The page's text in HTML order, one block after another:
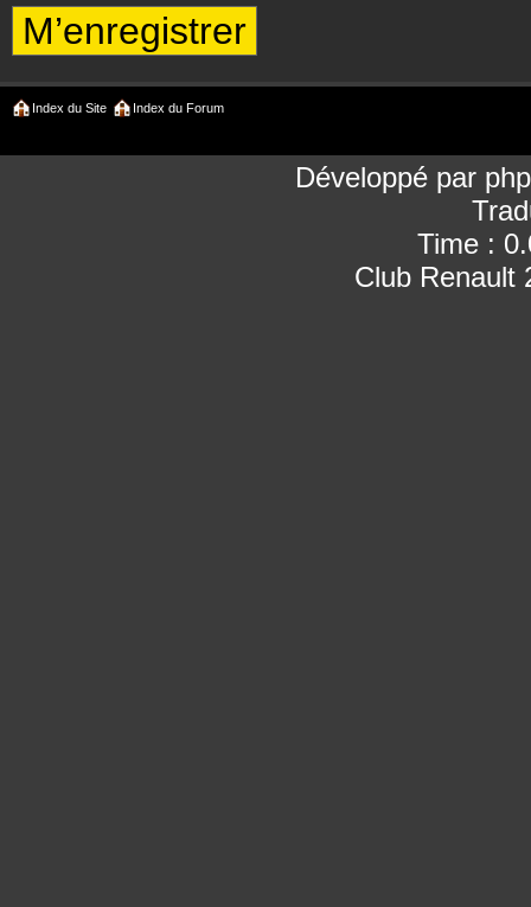
M’enregistrer
Index du Site Index du Forum
Développé par
Time :
Club Renault